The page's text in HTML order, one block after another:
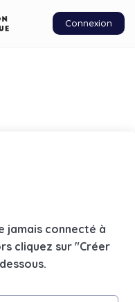
Connexion
jamais connecté à
cliquez sur "Créer